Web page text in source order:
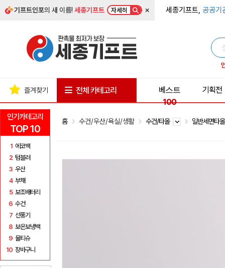
기프트인포의 새 이름!세종기프트 자세히 × 세종기프트, 공공기
인기카테고리
TOP 10
1 에코백
2 텀블러
3 우산
4 부채
5 보조배터리
6 수건
7 선풍기
8 보온보냉백
9 물티슈
10 장바구니
즐겨찾기 전체 카테고리
베스트
100
기획전
홈 수건/우산/욕실/생활 수건/타올 일반세면타